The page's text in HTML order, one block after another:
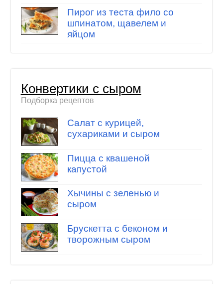
Пирог из теста фило со
шпинатом, щавелем и
яйцом
Конвертики с сыром
Подборка рецептов
Салат с курицей,
сухариками и сыром
Пицца с квашеной
капустой
Хычины с зеленью и
сыром
Брускетта с беконом и
творожным сыром